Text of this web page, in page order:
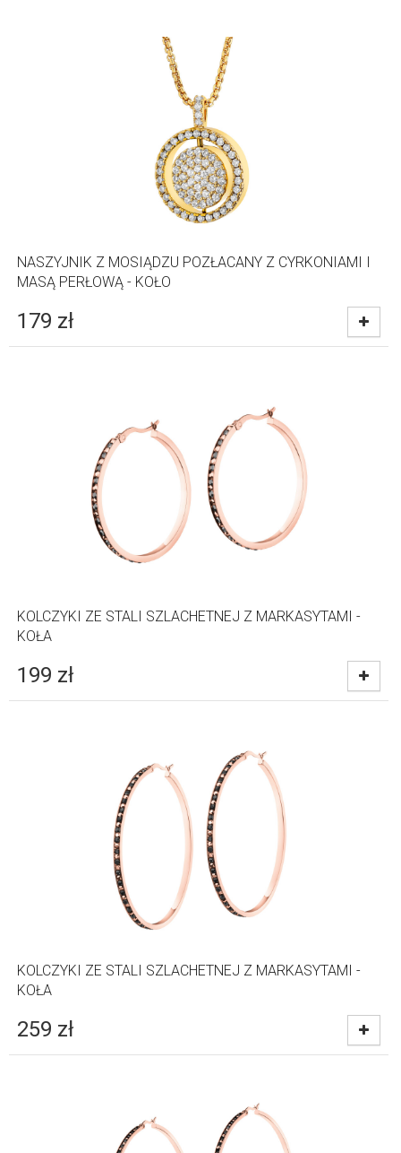
NASZYJNIK Z MOSIĄDZU POZŁACANY Z CYRKONIAMI I
MASĄ PERŁOWĄ - KOŁO
179 zł
KOLCZYKI ZE STALI SZLACHETNEJ Z MARKASYTAMI -
KOŁA
199 zł
KOLCZYKI ZE STALI SZLACHETNEJ Z MARKASYTAMI -
KOŁA
259 zł